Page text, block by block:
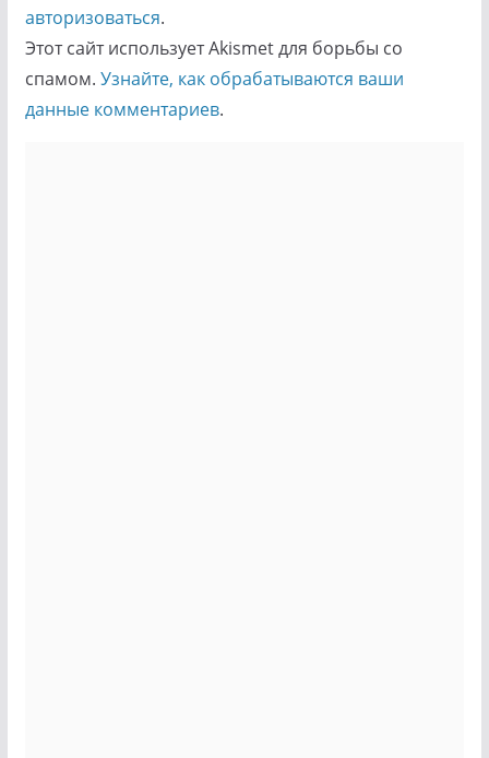
авторизоваться.
Этот сайт использует Akismet для борьбы со
спамом. Узнайте, как обрабатываются ваши
данные комментариев.